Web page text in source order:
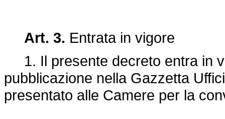
Art. 3. Entrata in vigore
1. Il presente decreto entra in
pubblicazione nella Gazzetta
presentato alle Camere per la